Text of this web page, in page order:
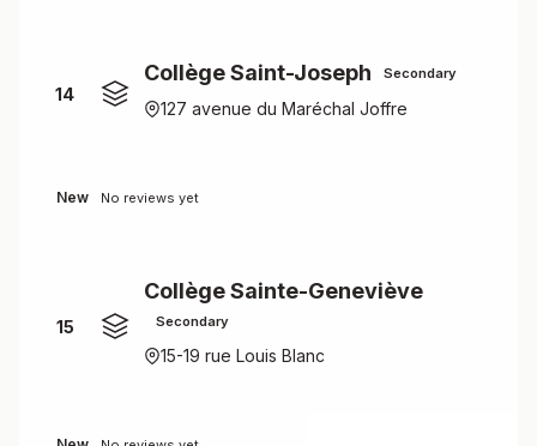
14
Collège Saint-Joseph Secondary
127 avenue du Maréchal Joffre
New No reviews yet
15
Collège Sainte-Geneviève
Secondary
15-19 rue Louis Blanc